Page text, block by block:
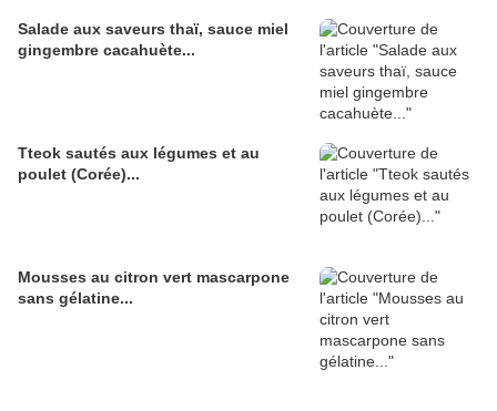
Salade aux saveurs thaï, sauce miel
gingembre cacahuète...
Tteok sautés aux légumes et au
poulet (Corée)...
Mousses au citron vert mascarpone
sans gélatine...